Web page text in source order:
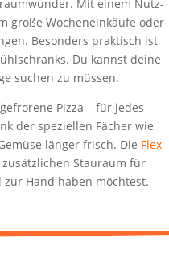
Mit einem Nutz­
gro­ße Wochen­ein­käu­fe oder
Beson­ders prak­tisch ist
Du kannst dei­ne
suchen zu müssen.
Piz­za – für jedes
der spe­zi­el­len Fächer wie
län­ger frisch. Die Flex­
Stau­raum für
zur Hand haben möchtest.